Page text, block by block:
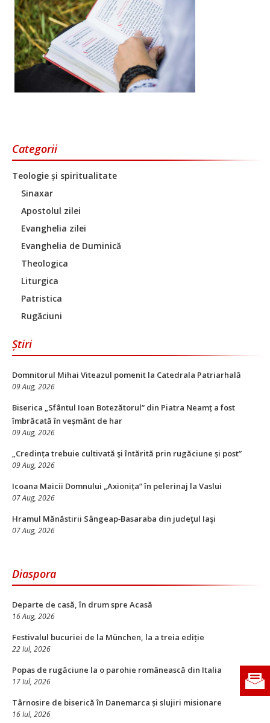
Categorii
Teologie și spiritualitate
Sinaxar
Apostolul zilei
Evanghelia zilei
Evanghelia de Duminică
Theologica
Liturgica
Patristica
Rugăciuni
Știri
Domnitorul Mihai Viteazul pomenit la Catedrala Patriarhală
09 Aug, 2026
Biserica „Sfântul Ioan Botezătorul” din Piatra Neamț a fost
îmbrăcată în veșmânt de har
09 Aug, 2026
„Credința trebuie cultivată şi întărită prin rugăciune și post”
09 Aug, 2026
Icoana Maicii Domnului „Axionița” în pelerinaj la Vaslui
07 Aug, 2026
Hramul Mănăstirii Sângeap‑Basaraba din judeţul Iaşi
07 Aug, 2026
Diaspora
Departe de casă, în drum spre Acasă
16 Aug, 2026
Festivalul bucuriei de la München, la a treia ediție
22 Iul, 2026
Popas de rugăciune la o parohie românească din Italia
17 Iul, 2026
Târnosire de biserică în Danemarca și slujiri misionare
16 Iul, 2026